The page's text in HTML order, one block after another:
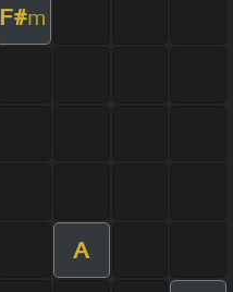
F#m
A